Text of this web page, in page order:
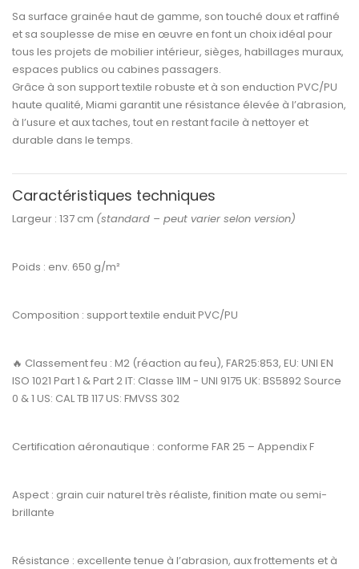
Sa surface grainée haut de gamme, son touché doux et raffiné
et sa souplesse de mise en œuvre en font un choix idéal pour
tous les projets de mobilier intérieur, sièges, habillages muraux,
espaces publics ou cabines passagers.
Grâce à son support textile robuste et à son enduction PVC/PU
haute qualité, Miami garantit une résistance élevée à l’abrasion,
à l’usure et aux taches, tout en restant facile à nettoyer et
durable dans le temps.
Caractéristiques techniques
Largeur : 137 cm (standard – peut varier selon version)
Poids : env. 650 g/m²
Composition : support textile enduit PVC/PU
🔥 Classement feu : M2 (réaction au feu), FAR25:853, EU: UNI EN
ISO 1021 Part 1 & Part 2 IT: Classe 1IM - UNI 9175 UK: BS5892 Source
0 & 1 US: CAL TB 117 US: FMVSS 302
Certification aéronautique : conforme FAR 25 – Appendix F
Aspect : grain cuir naturel très réaliste, finition mate ou semi-
brillante
Résistance : excellente tenue à l’abrasion, aux frottements et à